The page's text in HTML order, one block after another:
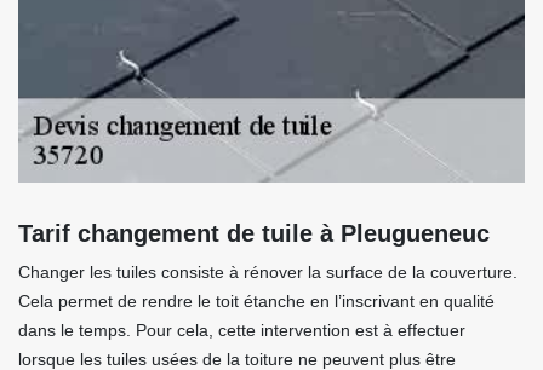
Tarif changement de tuile à Pleugueneuc
Changer les tuiles consiste à rénover la surface de la couverture.
Cela permet de rendre le toit étanche en l’inscrivant en qualité
dans le temps. Pour cela, cette intervention est à effectuer
lorsque les tuiles usées de la toiture ne peuvent plus être